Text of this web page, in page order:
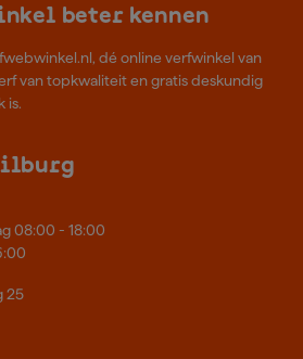
beter kennen
dé online verfwinkel van
van topkwaliteit en gratis deskundig
is.
08:00 - 18:00
25